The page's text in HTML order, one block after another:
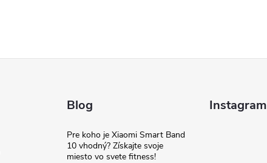
Blog
Pre koho je Xiaomi Smart Band
10 vhodný? Získajte svoje
miesto vo svete fitness!
Instagram